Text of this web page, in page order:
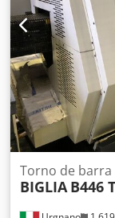
Torno de
BIGLIA B446